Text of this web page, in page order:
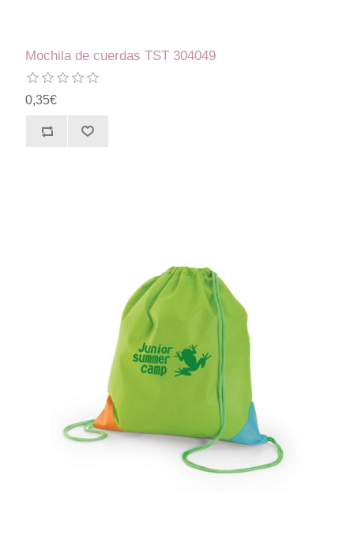
Mochila de cuerdas TST 304049
0,35€